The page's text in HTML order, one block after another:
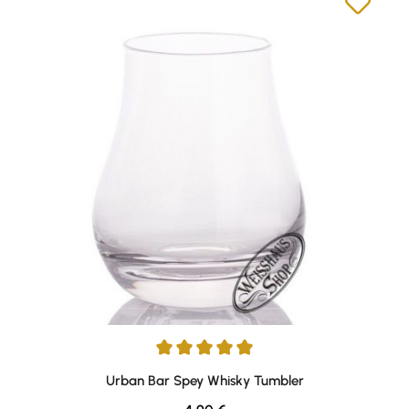
Durchschnittliche Bewertung von 4.88 von 5 Sternen
Urban Bar Spey Whisky Tumbler